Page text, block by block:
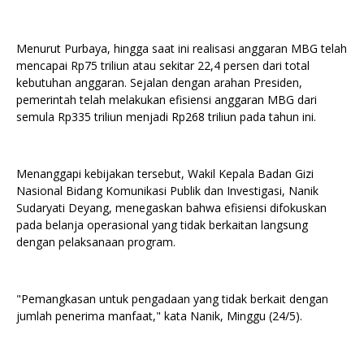
Menurut Purbaya, hingga saat ini realisasi anggaran MBG telah
mencapai Rp75 triliun atau sekitar 22,4 persen dari total
kebutuhan anggaran. Sejalan dengan arahan Presiden,
pemerintah telah melakukan efisiensi anggaran MBG dari
semula Rp335 triliun menjadi Rp268 triliun pada tahun ini.
Menanggapi kebijakan tersebut, Wakil Kepala Badan Gizi
Nasional Bidang Komunikasi Publik dan Investigasi, Nanik
Sudaryati Deyang, menegaskan bahwa efisiensi difokuskan
pada belanja operasional yang tidak berkaitan langsung
dengan pelaksanaan program.
"Pemangkasan untuk pengadaan yang tidak berkait dengan
jumlah penerima manfaat," kata Nanik, Minggu (24/5).